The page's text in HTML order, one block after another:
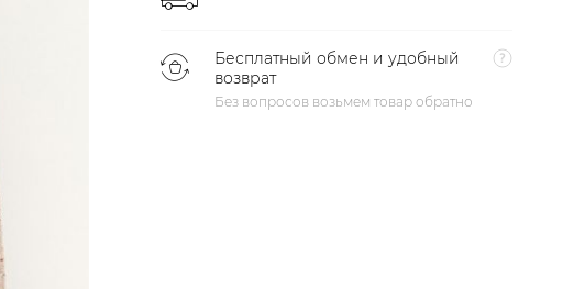
Бесплатный обмен и удобный
возврат
Без вопросов возьмем товар обратно